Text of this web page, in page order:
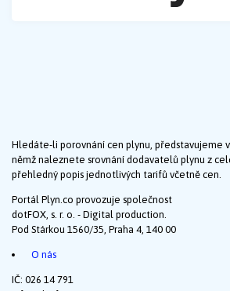
Hledáte-li porovnání cen plynu, představujeme
němž naleznete srovnání dodavatelů plynu z
přehledný popis jednotlivých tarifů včetně cen.
Portál Plyn.co provozuje společnost
dotFOX, s. r. o. - Digital production.
Pod Stárkou 1560/35, Praha 4, 140 00
O nás
IČ: 026 14 791